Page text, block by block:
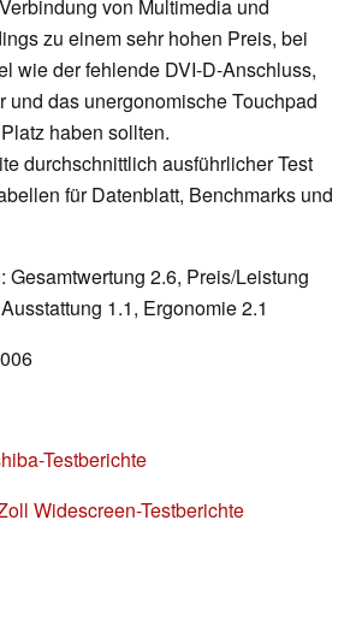
von Multimedia und
zu einem sehr hohen Preis, bei
wie der fehlende DVI-D-Anschluss,
und das unergonomische Touchpad
haben sollten.
durchschnittlich ausführlicher Test
für Datenblatt, Benchmarks und
Gesamtwertung 2.6, Preis/Leistung
1.1, Ergonomie 2.1
Testberichte
Widescreen-Testberichte